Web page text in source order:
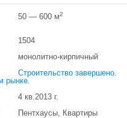
50 — 600 м2
1504
монолитно-кирпичный
Строительство завершено.
рынке.
4 кв.2013 г.
Пентхаусы, Квартиры